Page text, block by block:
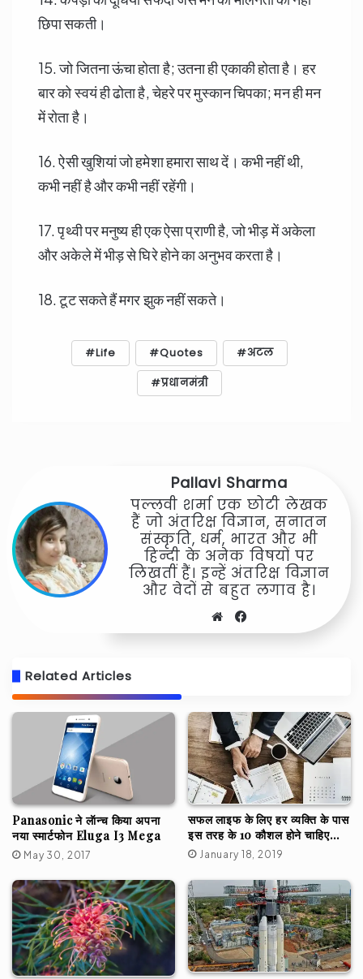
छिपा सकती।
15. जो जितना ऊंचा होता है; उतना ही एकाकी होता है। हर
बार को स्वयं ही ढोता है, चेहरे पर मुस्कान चिपका; मन ही मन
में रोता है।
16. ऐसी खुशियां जो हमेशा हमारा साथ दें। कभी नहीं थी,
कभी नहीं है और कभी नहीं रहेंगी।
17. पृथ्वी पर मनुष्य ही एक ऐसा प्राणी है, जो भीड़ में अकेला
और अकेले में भीड़ से घिरे होने का अनुभव करता है।
18. टूट सकते हैं मगर झुक नहीं सकते।
Life Quotes अटल
प्रधानमंत्री
Pallavi Sharma
पल्लवी शर्मा एक छोटी लेखक
हैं जो अंतरिक्ष विज्ञान, सनातन
संस्कृति, धर्म, भारत और भी
हिन्दी के अनेक विषयों पर
लिखतीं हैं। इन्हें अंतरिक्ष विज्ञान
और वेदों से बहुत लगाव है।
Website
Related Articles
Panasonic ने लॅान्च किया अपना
नया स्मार्टफोन Eluga I3 Mega
May 30, 2017
सफल लाइफ के लिए हर व्यक्ति के पास
इस तरह के 10 कौशल होने चाहिए…
January 18, 2019